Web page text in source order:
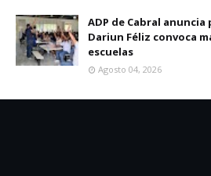
ADP de Cabral
Dariun Féliz convoca
escuelas
Agosto 04, 2026